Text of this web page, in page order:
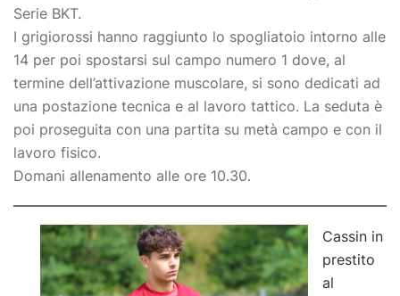
Serie BKT.
I grigiorossi hanno raggiunto lo spogliatoio intorno alle
14 per poi spostarsi sul campo numero 1 dove, al
termine dell’attivazione muscolare, si sono dedicati ad
una postazione tecnica e al lavoro tattico. La seduta è
poi proseguita con una partita su metà campo e con il
lavoro fisico.
Domani allenamento alle ore 10.30.
Cassin in
prestito
al